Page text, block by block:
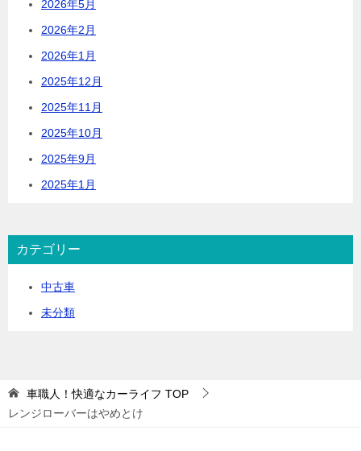
2026年5月
2026年2月
2026年1月
2025年12月
2025年11月
2025年10月
2025年9月
2025年1月
カテゴリー
中古車
未分類
車職人！快適なカーライフ TOP
レンジローバーはやめとけ